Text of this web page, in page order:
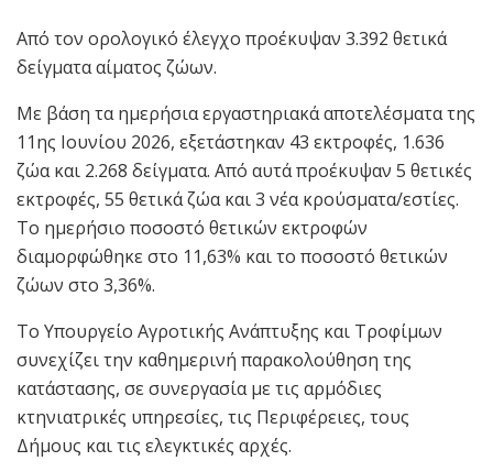
Από τον ορολογικό έλεγχο προέκυψαν 3.392 θετικά
δείγματα αίματος ζώων.
Με βάση τα ημερήσια εργαστηριακά αποτελέσματα της
11ης Ιουνίου 2026, εξετάστηκαν 43 εκτροφές, 1.636
ζώα και 2.268 δείγματα. Από αυτά προέκυψαν 5 θετικές
εκτροφές, 55 θετικά ζώα και 3 νέα κρούσματα/εστίες.
Το ημερήσιο ποσοστό θετικών εκτροφών
διαμορφώθηκε στο 11,63% και το ποσοστό θετικών
ζώων στο 3,36%.
Το Υπουργείο Αγροτικής Ανάπτυξης και Τροφίμων
συνεχίζει την καθημερινή παρακολούθηση της
κατάστασης, σε συνεργασία με τις αρμόδιες
κτηνιατρικές υπηρεσίες, τις Περιφέρειες, τους
Δήμους και τις ελεγκτικές αρχές.